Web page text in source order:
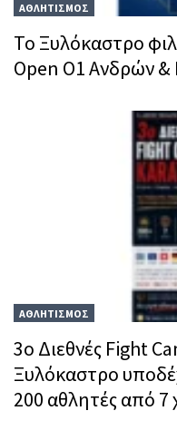
ΑΘΛΗΤΙΣΜΟΣ
Το Ξυλόκαστρο
Open O1 Ανδρών &
ΑΘΛΗΤΙΣΜΟΣ
3ο Διεθνές Fight
Ξυλόκαστρο
200 αθλητές από 7